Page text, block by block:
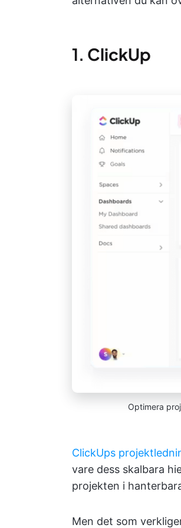
1. ClickUp
Optimera
ClickUps
vare dess skalbara
projekten i
Men det som